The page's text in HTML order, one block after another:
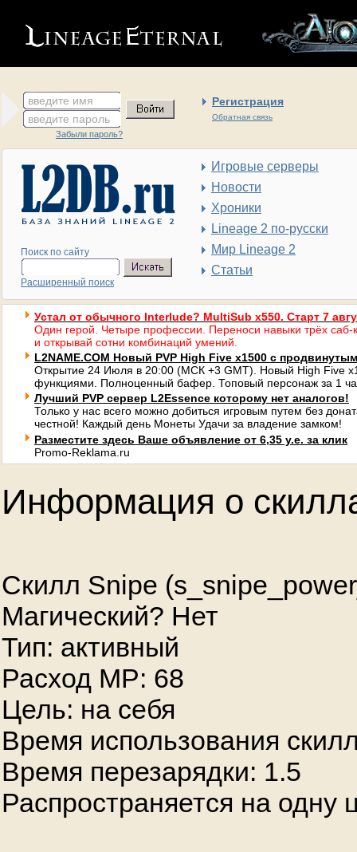
введите имя Регистрация
Обратная связь
введите пароль
Забыли пароль?
Поиск по сайту
Расширенный поиск
Игровые серверы
Новости
Хроники
Lineage 2 по-русски
Мир Lineage 2
Статьи
Устал от обычного Interlude? MultiSub x550. Старт 7
Один герой. Четыре профессии. Переноси навыки трёх саб-
и открывай сотни комбинаций умений.
L2NAME.COM Новый PVP High Five x1500 с
Открытие 24 Июля в 20:00 (МСК +3 GMT). Новый High Five
функциями. Полноценный бафер. Топовый персонаж за 1
Лучший PVP сервер L2Essence которому нет аналогов!
Только у нас всего можно добиться игровым путем без
честной! Каждый день Монеты Удачи за владение замком!
Разместите здесь Ваше объявление от 6,35 у.е. за клик
Promo-Reklama.ru
Информация о
Скилл Snipe
Магический? Нет
Тип: активный
Расход MP: 68
Цель: на себя
Время использования
Время перезарядки: 1.5
Распространяется на одну